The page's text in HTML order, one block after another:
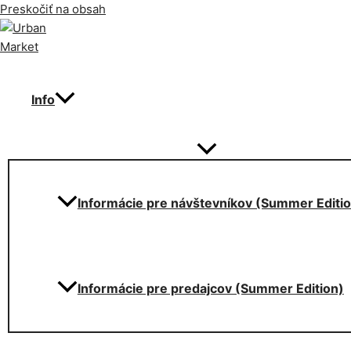
Preskočiť na obsah
Info
Informácie pre návštevníkov (Summer
Informácie pre predajcov (Summer Edition)